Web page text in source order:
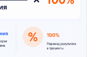
нужно
конкретного